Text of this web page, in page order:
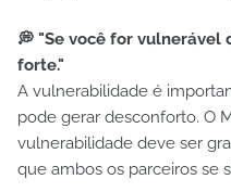
💭 "Se você for vulnerável
forte."
A vulnerabilidade é
pode gerar desconforto. O
vulnerabilidade deve ser
que ambos os parceiros se